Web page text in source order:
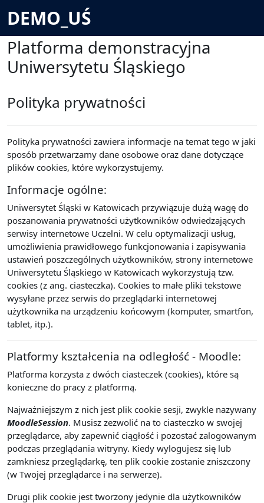
Przejdź do głównej zawartości
DEMO_UŚ
Platforma demonstracyjna
Uniwersytetu Śląskiego
Polityka prywatności
Polityka prywatności zawiera informacje na temat tego w jaki
sposób przetwarzamy dane osobowe oraz dane dotyczące
plików cookies, które wykorzystujemy.
Informacje ogólne:
Uniwersytet Śląski w Katowicach przywiązuje dużą wagę do
poszanowania prywatności użytkowników odwiedzających
serwisy internetowe Uczelni. W celu optymalizacji usług,
umożliwienia prawidłowego funkcjonowania i zapisywania
ustawień poszczególnych użytkowników, strony internetowe
Uniwersytetu Śląskiego w Katowicach wykorzystują tzw.
cookies (z ang. ciasteczka). Cookies to małe pliki tekstowe
wysyłane przez serwis do przeglądarki internetowej
użytkownika na urządzeniu końcowym (komputer, smartfon,
tablet, itp.).
Platformy kształcenia na odległość - Moodle:
Platforma korzysta z dwóch ciasteczek (cookies), które są
konieczne do pracy z platformą.
Najważniejszym z nich jest plik cookie sesji, zwykle nazywany
MoodleSession. Musisz zezwolić na to ciasteczko w swojej
przeglądarce, aby zapewnić ciągłość i pozostać zalogowanym
podczas przeglądania witryny. Kiedy wylogujesz się lub
zamkniesz przeglądarkę, ten plik cookie zostanie zniszczony
(w Twojej przeglądarce i na serwerze).
Drugi plik cookie jest tworzony jedynie dla użytkowników